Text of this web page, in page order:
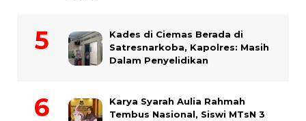
Kades di Ciemas Berada di
Satresnarkoba, Kapolres: Masih
Dalam Penyelidikan
Karya Syarah Aulia Rahmah
Tembus Nasional, Siswi MTsN 3